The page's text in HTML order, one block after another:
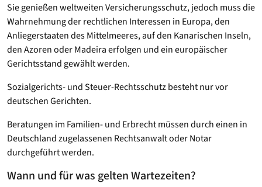
Sie genießen weltweiten Versicherungsschutz, jedoch muss die
Wahrnehmung der rechtlichen Interessen in Europa, den
Anliegerstaaten des Mittelmeeres, auf den Kanarischen Inseln,
den Azoren oder Madeira erfolgen und ein europäischer
Gerichtsstand gewählt werden.
Sozialgerichts- und Steuer-Rechtsschutz besteht nur vor
deutschen Gerichten.
Beratungen im Familien- und Erbrecht müssen durch einen in
Deutschland zugelassenen Rechtsanwalt oder Notar
durchgeführt werden.
Wann und für was gelten Wartezeiten?